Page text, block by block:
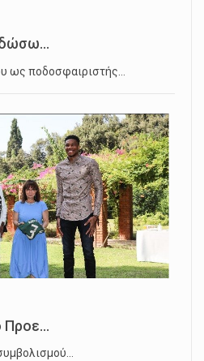
δώσω...
ως ποδοσφαιριστής…